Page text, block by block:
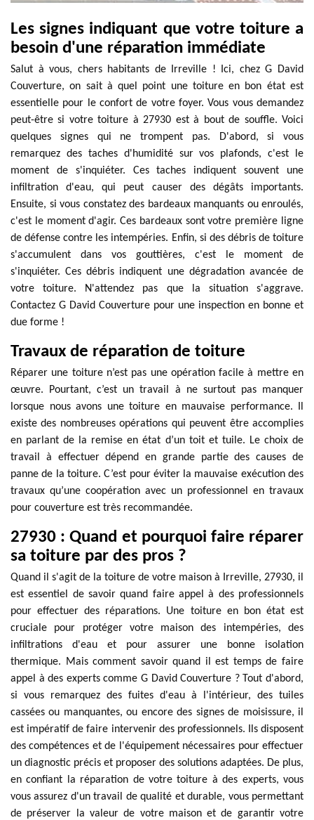
Les signes indiquant que votre toiture a
besoin d'une réparation immédiate
Salut à vous, chers habitants de Irreville ! Ici, chez G David
Couverture, on sait à quel point une toiture en bon état est
essentielle pour le confort de votre foyer. Vous vous demandez
peut-être si votre toiture à 27930 est à bout de souffle. Voici
quelques signes qui ne trompent pas. D'abord, si vous
remarquez des taches d'humidité sur vos plafonds, c'est le
moment de s'inquiéter. Ces taches indiquent souvent une
infiltration d'eau, qui peut causer des dégâts importants.
Ensuite, si vous constatez des bardeaux manquants ou enroulés,
c'est le moment d'agir. Ces bardeaux sont votre première ligne
de défense contre les intempéries. Enfin, si des débris de toiture
s'accumulent dans vos gouttières, c'est le moment de
s'inquiéter. Ces débris indiquent une dégradation avancée de
votre toiture. N'attendez pas que la situation s'aggrave.
Contactez G David Couverture pour une inspection en bonne et
due forme !
Travaux de réparation de toiture
Réparer une toiture n’est pas une opération facile à mettre en
œuvre. Pourtant, c’est un travail à ne surtout pas manquer
lorsque nous avons une toiture en mauvaise performance. Il
existe des nombreuses opérations qui peuvent être accomplies
en parlant de la remise en état d’un toit et tuile. Le choix de
travail à effectuer dépend en grande partie des causes de
panne de la toiture. C’est pour éviter la mauvaise exécution des
travaux qu’une coopération avec un professionnel en travaux
pour couverture est très recommandée.
27930 : Quand et pourquoi faire réparer
sa toiture par des pros ?
Quand il s'agit de la toiture de votre maison à Irreville, 27930, il
est essentiel de savoir quand faire appel à des professionnels
pour effectuer des réparations. Une toiture en bon état est
cruciale pour protéger votre maison des intempéries, des
infiltrations d'eau et pour assurer une bonne isolation
thermique. Mais comment savoir quand il est temps de faire
appel à des experts comme G David Couverture ? Tout d'abord,
si vous remarquez des fuites d'eau à l'intérieur, des tuiles
cassées ou manquantes, ou encore des signes de moisissure, il
est impératif de faire intervenir des professionnels. Ils disposent
des compétences et de l'équipement nécessaires pour effectuer
un diagnostic précis et proposer des solutions adaptées. De plus,
en confiant la réparation de votre toiture à des experts, vous
vous assurez d'un travail de qualité et durable, vous permettant
de préserver la valeur de votre maison et de garantir votre